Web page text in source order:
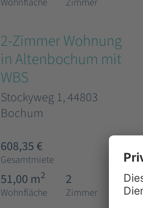
2-Zimmer Wohnung
in Altenbochum mit
WBS
Stockyweg 1, 44803
Bochum
608,35 €
Gesamtmiete
51,00 m2
Wohnfläche
2
Zimmer